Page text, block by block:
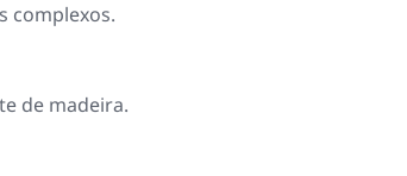
complexos.
de madeira.